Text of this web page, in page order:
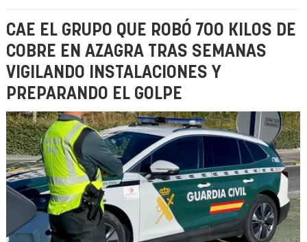
CAE EL GRUPO QUE ROBÓ 700 KILOS DE
COBRE EN AZAGRA TRAS SEMANAS
VIGILANDO INSTALACIONES Y
PREPARANDO EL GOLPE